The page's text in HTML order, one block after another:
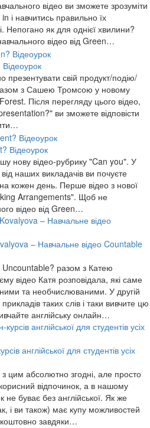
відео ви зможете зрозуміти
і навчитись правильно їх
Непогано як для однієї хвилини?
відео від Green…
презентувати свій продукт/подію/
з Сашею Тромсою у новому
Після перегляду цього відео,
ви зможете відповісти
Відеоурок
нову відео-рубрику "Can you". У
наших викладачів ви почуєте
кожен день. Перше відео з нової
Arrangements". Щоб не
відео від Green…
– Навчальне відео Countable
разом з Катею
відео Катя розповідала, які саме
та необчислюваними. У другій
таких слів і таки вивчите цю
англійську онлайн…
англійської для студентів усіх
цим абсолютно згодні, але просто
відпочинок, а в нашому
не буває без англійської. Як же
і ви також) має купу можливостей
завдяки…